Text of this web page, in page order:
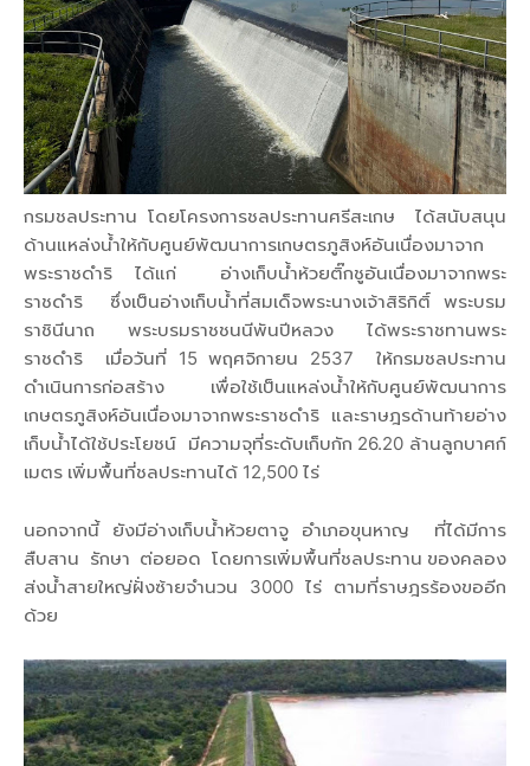
กรมชลประทาน โดยโครงการชลประทานศรีสะเกษ ได้สนับสนุน
ด้านแหล่งน้ำให้กับศูนย์พัฒนาการเกษตรภูสิงห์อันเนื่องมาจาก
พระราชดำริ ได้แก่ อ่างเก็บน้ำห้วยติ๊กชูอันเนื่องมาจากพระ
ราชดำริ ซึ่งเป็นอ่างเก็บน้ำที่สมเด็จพระนางเจ้าสิริกิติ์ พระบรม
ราชินีนาถ พระบรมราชชนนีพันปีหลวง ได้พระราชทานพระ
ราชดำริ เมื่อวันที่ 15 พฤศจิกายน 2537 ให้กรมชลประทาน
ดำเนินการก่อสร้าง เพื่อใช้เป็นแหล่งน้ำให้กับศูนย์พัฒนาการ
เกษตรภูสิงห์อันเนื่องมาจากพระราชดำริ และราษฎรด้านท้ายอ่าง
เก็บน้ำได้ใช้ประโยชน์ มีความจุที่ระดับเก็บกัก 26.20 ล้านลูกบาศก์
เมตร เพิ่มพื้นที่ชลประทานได้ 12,500 ไร่
นอกจากนี้ ยังมีอ่างเก็บน้ำห้วยตาจู อำเภอขุนหาญ ที่ได้มีการ
สืบสาน รักษา ต่อยอด โดยการเพิ่มพื้นที่ชลประทาน ของคลอง
ส่งน้ำสายใหญ่ฝั่งซ้ายจำนวน 3000 ไร่ ตามที่ราษฎรร้องขออีก
ด้วย